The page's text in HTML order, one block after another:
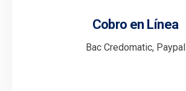
Cobro en Línea
Bac Credomatic, Paypal